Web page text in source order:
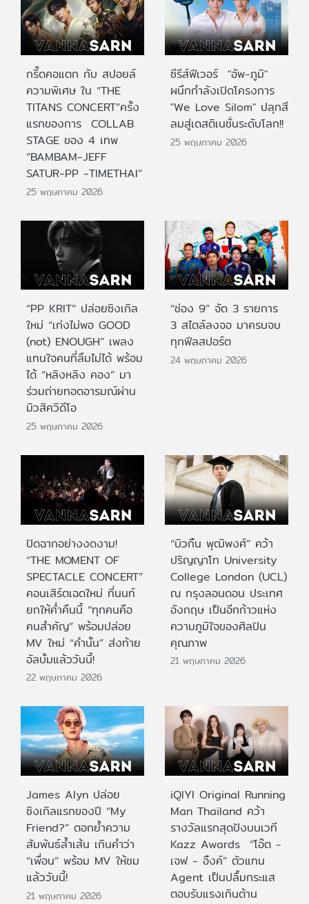
กรี๊ดคอแตก กับ สปอยล์
ความพิเศษ ใน “THE
TITANS CONCERT”ครั้ง
แรกของการ COLLAB
STAGE ของ 4 เทพ
“BAMBAM-JEFF
SATUR-PP -TIMETHAI”
25 พฤษภาคม 2026
ซีรีส์ฟีเวอร์ "อัพ-ภูมิ"
ผนึกกำลังเปิดโครงการ
"We Love Silom" ปลุกสี
ลมสู่เดสติเนชั่นระดับโลก!!
25 พฤษภาคม 2026
“PP KRIT” ปล่อยซิงเกิล
ใหม่ “เก่งไม่พอ GOOD
(not) ENOUGH” เพลง
แทนใจคนที่ลืมไม่ได้ พร้อม
ได้ “หลิงหลิง คอง” มา
ร่วมถ่ายทอดอารมณ์ผ่าน
มิวสิควิดีโอ
25 พฤษภาคม 2026
“ช่อง 9” จัด 3 รายการ
3 สไตล์ลงจอ มาครบจบ
ทุกฟีลสปอร์ต
24 พฤษภาคม 2026
ปิดฉากอย่างงดงาม!
“THE MOMENT OF
SPECTACLE CONCERT”
คอนเสิร์ตเฉดใหม่ ที่นนท์
ยกให้ค่ำคืนนี้ “ทุกคนคือ
คนสำคัญ” พร้อมปล่อย
MV ใหม่ “คำนั้น” ส่งท้าย
อัลบั้มแล้ววันนี้!
22 พฤษภาคม 2026
“บิวกิ้น พุฒิพงศ์” คว้า
ปริญญาโท University
College London (UCL)
ณ กรุงลอนดอน ประเทศ
อังกฤษ เป็นอีกก้าวแห่ง
ความภูมิใจของศิลปิน
คุณภาพ
21 พฤษภาคม 2026
James Alyn ปล่อย
ซิงเกิลแรกของปี “My
Friend?” ตอกย้ำความ
สัมพันธ์ล้ำเส้น เกินคำว่า
“เพื่อน” พร้อม MV ให้ชม
แล้ววันนี้!
21 พฤษภาคม 2026
iQIYI Original Running
Man Thailand คว้า
รางวัลแรกสุดปังบนเวที
Kazz Awards “โอ๊ต -
เจฟ - อิ้งค์” ตัวแทน
Agent เป็นปลื้มกระแส
ตอบรับแรงเกินต้าน